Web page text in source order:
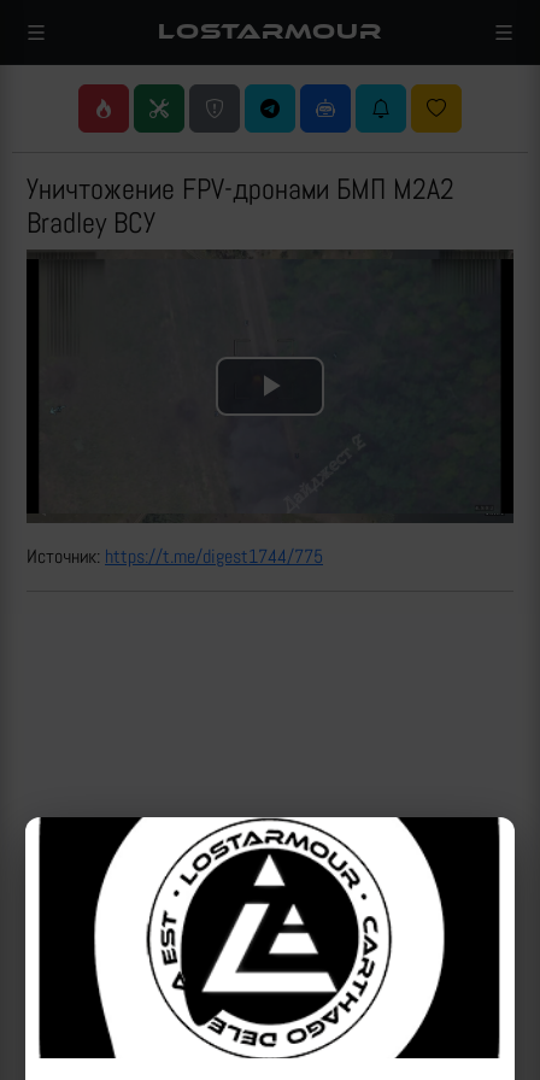
LOSTARMOUR
Уничтожение FPV-дронами БМП M2A2
Bradley ВСУ
Play
Источник: https://t.me/digest1744/775